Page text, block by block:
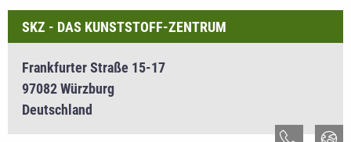
SKZ - DAS KUNSTSTOFF-ZENTRUM
Frankfurter Straße 15-17
97082 Würzburg
Deutschland